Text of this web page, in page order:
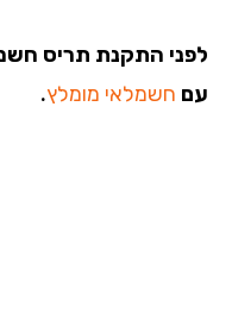
התקנת תריס חשמלי
חשמלאי מומלץ.